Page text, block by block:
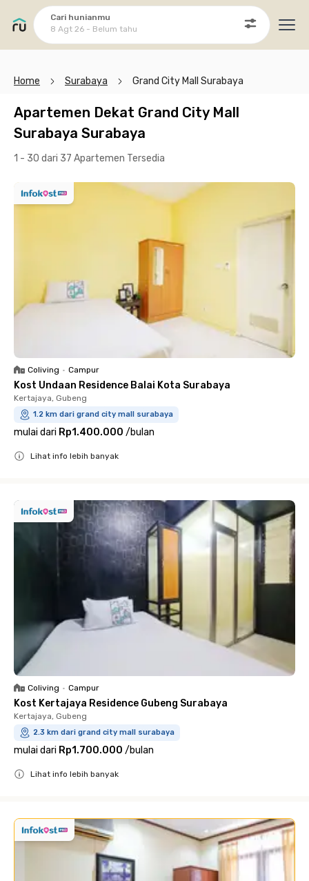
Cari hunianmu
8 Agt 26 - Belum tahu
Home Surabaya Grand City Mall Surabaya
Apartemen Dekat Grand City Mall
Surabaya Surabaya
1 - 30 dari 37 Apartemen Tersedia
Coliving • Campur
Kost Undaan Residence Balai Kota Surabaya
Kertajaya, Gubeng
1.2 km dari grand city mall surabaya
mulai dari Rp1.400.000 /bulan
Lihat info lebih banyak
Coliving • Campur
Kost Kertajaya Residence Gubeng Surabaya
Kertajaya, Gubeng
2.3 km dari grand city mall surabaya
mulai dari Rp1.700.000 /bulan
Lihat info lebih banyak